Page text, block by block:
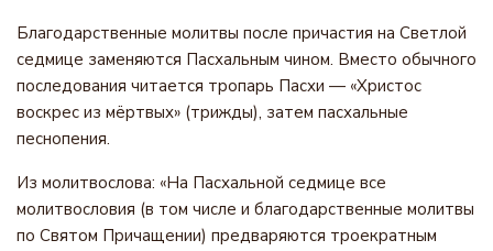
Благодарственные молитвы после причастия на Светлой
седмице заменяются Пасхальным чином. Вместо обычного
последования читается тропарь Пасхи — «Христос
воскрес из мёртвых» (трижды), затем пасхальные
песнопения.
Из молитвослова: «На Пасхальной седмице все
молитвословия (в том числе и благодарственные молитвы
по Святом Причащении) предваряются троекратным